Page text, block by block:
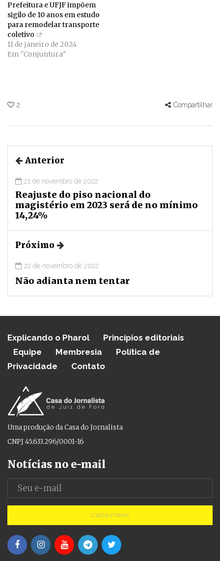
Prefeitura e UFJF impõem
sigilo de 10 anos em estudo
para remodelar transporte
coletivo
11 de janeiro de 2024
Em "Conjuntura"
2 Compartilhar
Anterior
21 de novembro de 2022
Reajuste do piso nacional do
magistério em 2023 será de no mínimo
14,24%
Próximo
22 de novembro de 2022
Não adianta nem tentar
Explicando o Pharol
Princípios editoriais
Equipe
Membresia
Política de
Privacidade
Contato
Uma produção da Casa do Jornalista
CNPJ 45.633.296/0001-16
Notícias no e-mail
CADASTRAR